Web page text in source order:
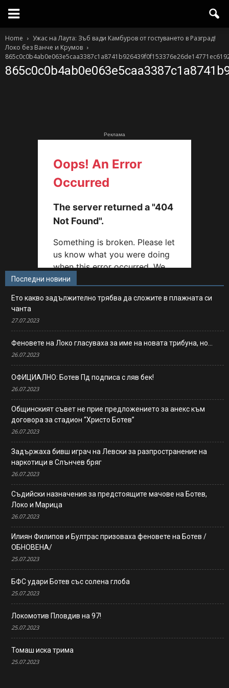
Home
Ужас на Лаута: Зъб вади Камбуров от гостуването в Разград!
Локо без Ванче и Крумов
Реклама
Последни новини
Ето какво задължително трябва да сложите в плажната си
чанта
27.07.2023
Феновете на Локо гласуваха за име на новата трибуна, но…
26.07.2023
ОФИЦИАЛНО: Ботев Пд подписа с ляв бек!
26.07.2023
Общинският съвет не прие предложението за анекс към
договора за стадион “Христо Ботев”
26.07.2023
Задържаха бивш играч на Левски за разпространение на
наркотици в Слънчев бряг
26.07.2023
Съдийски назначения за предстоящите мачове на Ботев,
Локо и Марица
26.07.2023
Илиян Филипов и Бултрас призоваха феновете на Ботев /
ОБНОВЕНА/
25.07.2023
БФС удари Ботев със солена глоба
25.07.2023
Локомотив Пловдив на 97!
25.07.2023
Томаш иска трима
25.07.2023